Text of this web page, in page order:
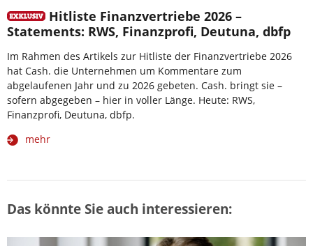
Hitliste Finanzvertriebe 2026 –
Statements: RWS, Finanzprofi, Deutuna, dbfp
Im Rahmen des Artikels zur Hitliste der Finanzvertriebe 2026
hat Cash. die Unternehmen um Kommentare zum
abgelaufenen Jahr und zu 2026 gebeten. Cash. bringt sie –
sofern abgegeben – hier in voller Länge. Heute: RWS,
Finanzprofi, Deutuna, dbfp.
mehr
Das könnte Sie auch interessieren: